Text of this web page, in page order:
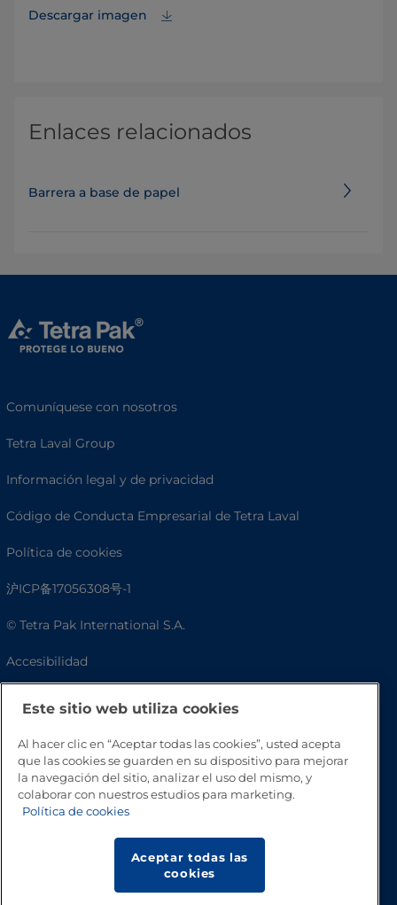
Descargar imagen
Enlaces relacionados
Barrera a base de papel
Comuníquese con nosotros
Tetra Laval Group
Información legal y de privacidad
Código de Conducta Empresarial de Tetra Laval
Política de cookies
沪ICP备17056308号-1
© Tetra Pak International S.A.
Accesibilidad
Este sitio web utiliza cookies
Al hacer clic en “Aceptar todas las cookies”, usted acepta
que las cookies se guarden en su dispositivo para mejorar
la navegación del sitio, analizar el uso del mismo, y
colaborar con nuestros estudios para marketing.
Política de cookies
Aceptar todas las
cookies